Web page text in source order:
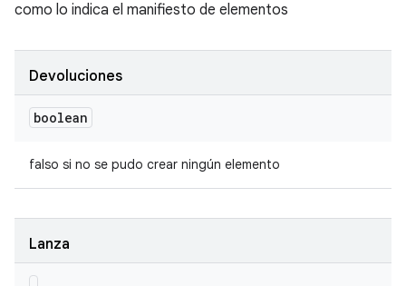
como lo indica el manifiesto de elementos
Devoluciones
boolean
falso si no se pudo crear ningún elemento
Lanza